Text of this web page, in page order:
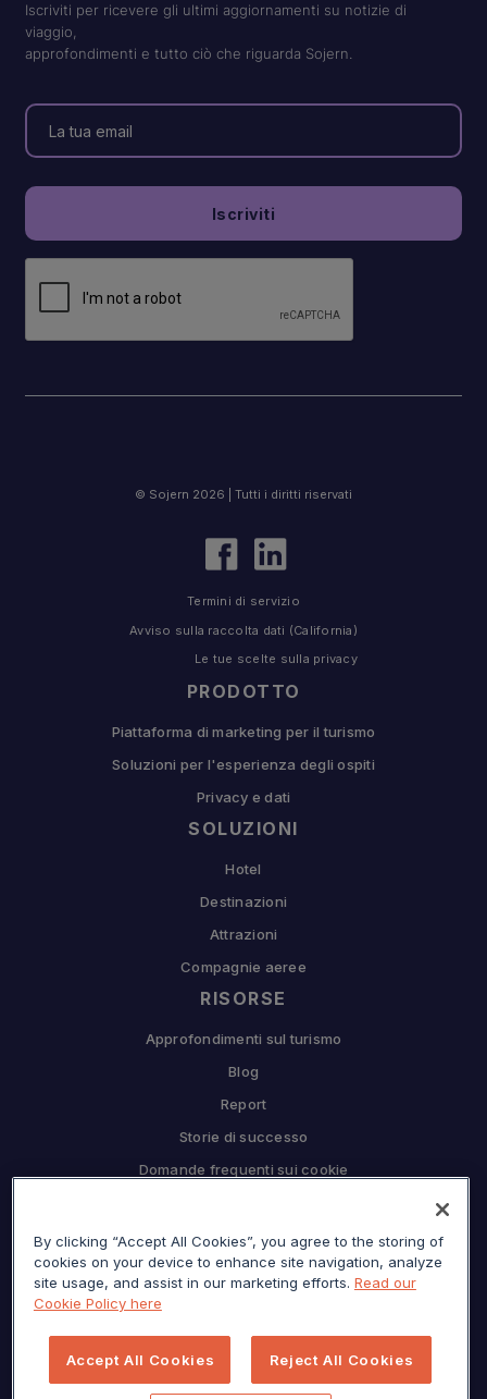
Iscriviti per ricevere gli ultimi aggiornamenti su notizie di
viaggio,
approfondimenti e tutto ciò che riguarda Sojern.
PRODOTTO
Piattaforma di marketing per il turismo
Soluzioni per l'esperienza degli ospiti
Privacy e dati
SOLUZIONI
Hotel
Destinazioni
Attrazioni
Compagnie aeree
RISORSE
Approfondimenti sul turismo
Blog
Report
Storie di successo
Domande frequenti sui cookie
Perché Sojern
Collabora con noi
Premere
Centro per la privacy
© Sojern 2026 | Tutti i diritti riservati
Termini di servizio
Avviso sulla raccolta dati (California)
Le tue scelte sulla privacy
By clicking “Accept All Cookies”, you agree to the storing of
cookies on your device to enhance site navigation, analyze
site usage, and assist in our marketing efforts. Read our
Cookie Policy here
Accept All Cookies Reject All Cookies